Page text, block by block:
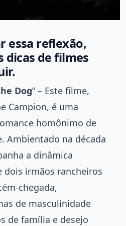
essa reflexão,
dicas de filmes
Dog” – Este filme,
Campion, é uma
homônimo de
Ambientado na década
a dinâmica
dois irmãos rancheiros
chegada,
de masculinidade
de família e desejo